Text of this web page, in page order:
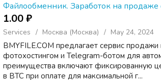
Файлообменник. Заработок на продаже
1.00 ₽
Services Москва (Москва) May 24, 2024
BMYFILE.COM предлагает сервис
фотохостингом и Telegram-ботом для
преимущества включают фиксированную
в BTC при оплате для максимальной г...